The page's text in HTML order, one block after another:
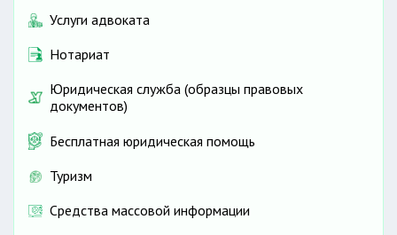
Услуги адвоката
Нотариат
Юридическая служба (образцы правовых
документов)
Бесплатная юридическая помощь
Туризм
Средства массовой информации